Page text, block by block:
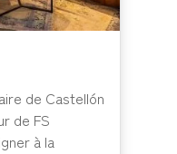
de Castellón
de FS
à la